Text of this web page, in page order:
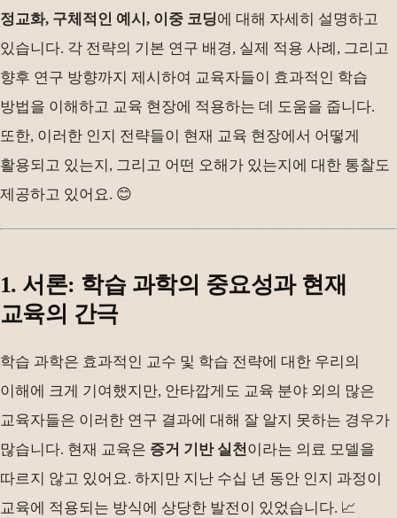
정교화, 구체적인 예시, 이중 코딩에 대해 자세히 설명하고
있습니다. 각 전략의 기본 연구 배경, 실제 적용 사례, 그리고
향후 연구 방향까지 제시하여 교육자들이 효과적인 학습
방법을 이해하고 교육 현장에 적용하는 데 도움을 줍니다.
또한, 이러한 인지 전략들이 현재 교육 현장에서 어떻게
활용되고 있는지, 그리고 어떤 오해가 있는지에 대한 통찰도
제공하고 있어요. 😊
1. 서론: 학습 과학의 중요성과 현재
교육의 간극
학습 과학은 효과적인 교수 및 학습 전략에 대한 우리의
이해에 크게 기여했지만, 안타깝게도 교육 분야 외의 많은
교육자들은 이러한 연구 결과에 대해 잘 알지 못하는 경우가
많습니다. 현재 교육은 증거 기반 실천이라는 의료 모델을
따르지 않고 있어요. 하지만 지난 수십 년 동안 인지 과정이
교육에 적용되는 방식에 상당한 발전이 있었습니다. 📈